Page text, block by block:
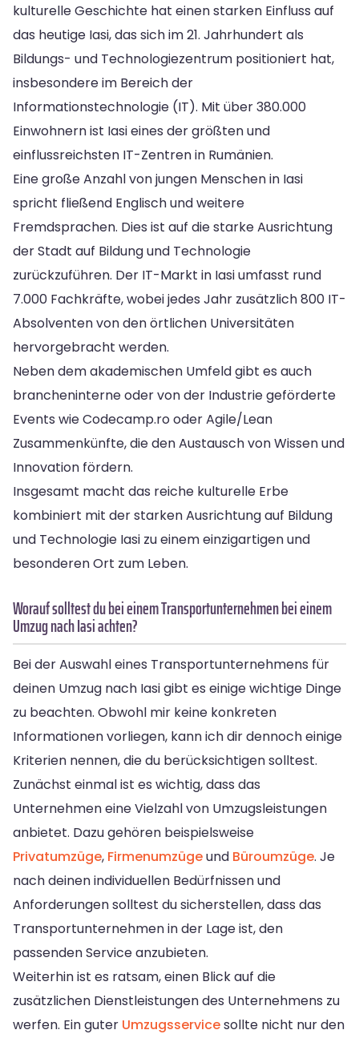
kulturelle Geschichte hat einen starken Einfluss auf
das heutige Iasi, das sich im 21. Jahrhundert als
Bildungs- und Technologiezentrum positioniert hat,
insbesondere im Bereich der
Informationstechnologie (IT). Mit über 380.000
Einwohnern ist Iasi eines der größten und
einflussreichsten IT-Zentren in Rumänien.
Eine große Anzahl von jungen Menschen in Iasi
spricht fließend Englisch und weitere
Fremdsprachen. Dies ist auf die starke Ausrichtung
der Stadt auf Bildung und Technologie
zurückzuführen. Der IT-Markt in Iasi umfasst rund
7.000 Fachkräfte, wobei jedes Jahr zusätzlich 800 IT-
Absolventen von den örtlichen Universitäten
hervorgebracht werden.
Neben dem akademischen Umfeld gibt es auch
brancheninterne oder von der Industrie geförderte
Events wie Codecamp.ro oder Agile/Lean
Zusammenkünfte, die den Austausch von Wissen und
Innovation fördern.
Insgesamt macht das reiche kulturelle Erbe
kombiniert mit der starken Ausrichtung auf Bildung
und Technologie Iasi zu einem einzigartigen und
besonderen Ort zum Leben.
Worauf solltest du bei einem Transportunternehmen bei einem
Umzug nach Iasi achten?
Bei der Auswahl eines Transportunternehmens für
deinen Umzug nach Iasi gibt es einige wichtige Dinge
zu beachten. Obwohl mir keine konkreten
Informationen vorliegen, kann ich dir dennoch einige
Kriterien nennen, die du berücksichtigen solltest.
Zunächst einmal ist es wichtig, dass das
Unternehmen eine Vielzahl von Umzugsleistungen
anbietet. Dazu gehören beispielsweise
Privatumzüge, Firmenumzügeund Büroumzüge. Je
nach deinen individuellen Bedürfnissen und
Anforderungen solltest du sicherstellen, dass das
Transportunternehmen in der Lage ist, den
passenden Service anzubieten.
Weiterhin ist es ratsam, einen Blick auf die
zusätzlichen Dienstleistungen des Unternehmens zu
werfen. Ein guter Umzugsservicesollte nicht nur den